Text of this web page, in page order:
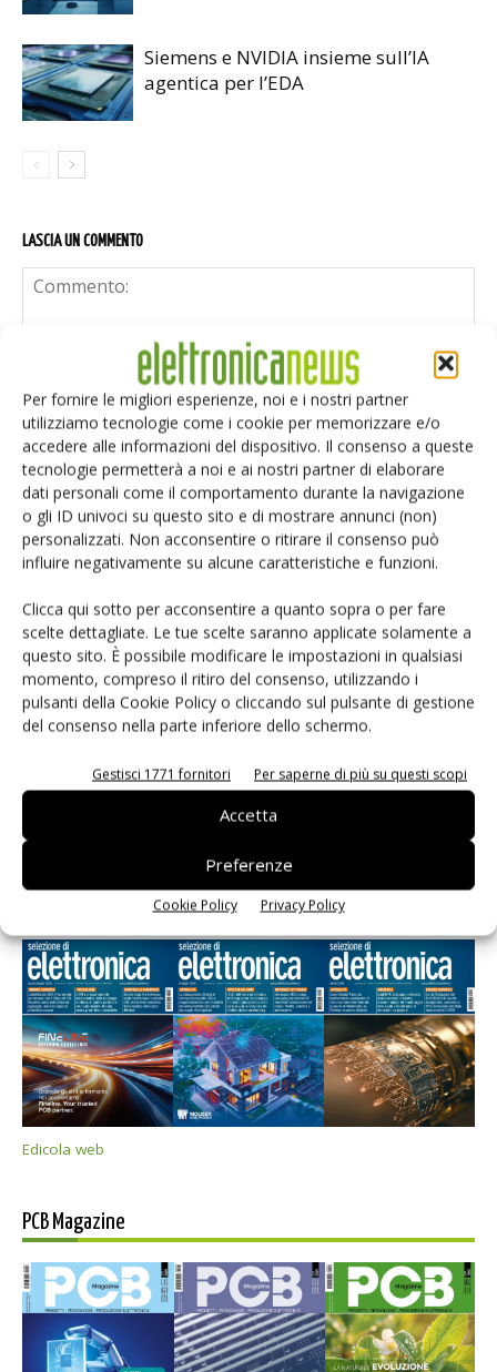
Per fornire le migliori esperienze, noi e i nostri partner
utilizziamo tecnologie come i cookie per memorizzare e/o
accedere alle informazioni del dispositivo. Il consenso a queste
tecnologie permetterà a noi e ai nostri partner di elaborare
dati personali come il comportamento durante la navigazione
o gli ID univoci su questo sito e di mostrare annunci (non)
personalizzati. Non acconsentire o ritirare il consenso può
influire negativamente su alcune caratteristiche e funzioni.
Clicca qui sotto per acconsentire a quanto sopra o per fare
scelte dettagliate. Le tue scelte saranno applicate solamente a
questo sito. È possibile modificare le impostazioni in qualsiasi
momento, compreso il ritiro del consenso, utilizzando i
pulsanti della Cookie Policy o cliccando sul pulsante di gestione
del consenso nella parte inferiore dello schermo.
Gestisci 1771 fornitori Per saperne di più su questi scopi
Accetta
Preferenze
Cookie Policy Privacy Policy
Siemens e NVIDIA insieme sull’IA
agentica per l’EDA
LASCIA UN COMMENTO
Salva il mio nome, email e sito web in questo browser per i
prossimi commenti.
Selezione di elettronica
Edicola web
PCB Magazine